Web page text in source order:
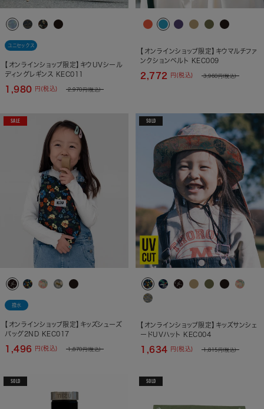
ユニセックス
【オンラインショップ限定】キウUVシール
ディングレギンス KEC011
1,980 円(税込) 2,970円(税込)
【オンラインショップ限定】キウマルチファ
ンクションベルト KEC009
2,772 円(税込) 3,960円(税込)
SALE
撥水
【オンラインショップ限定】キッズシューズ
バッグ2ND KEC017
1,496 円(税込) 1,870円(税込)
SOLD
【オンラインショップ限定】キッズサンシェ
ードUVハット KEC004
1,634 円(税込) 1,815円(税込)
SOLD SOLD